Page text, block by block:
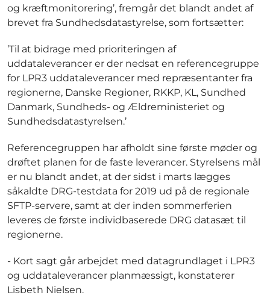
og kræftmonitorering’, fremgår det blandt andet af
brevet fra Sundhedsdatastyrelse, som fortsætter:
’Til at bidrage med prioriteringen af
uddataleverancer er der nedsat en referencegruppe
for LPR3 uddataleverancer med repræsentanter fra
regionerne, Danske Regioner, RKKP, KL, Sundhed
Danmark, Sundheds- og Ældreministeriet og
Sundhedsdatastyrelsen.’
Referencegruppen har afholdt sine første møder og
drøftet planen for de faste leverancer. Styrelsens mål
er nu blandt andet, at der sidst i marts lægges
såkaldte DRG-testdata for 2019 ud på de regionale
SFTP-servere, samt at der inden sommerferien
leveres de første individbaserede DRG datasæt til
regionerne.
- Kort sagt går arbejdet med datagrundlaget i LPR3
og uddataleverancer planmæssigt, konstaterer
Lisbeth Nielsen.